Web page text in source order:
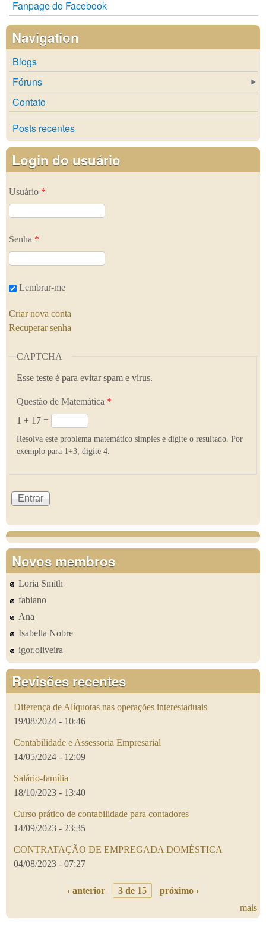
Fanpage do Facebook
Navigation
Blogs
Fóruns
Contato
Posts recentes
Login do usuário
Usuário *
Senha *
Lembrar-me
Criar nova conta
Recuperar senha
CAPTCHA
Esse teste é para evitar spam e vírus.
Questão de Matemática *
1 + 17 =
Resolva este problema matemático simples e digite o resultado. Por
exemplo para 1+3, digite 4.
Novos membros
Loria Smith
fabiano
Ana
Isabella Nobre
igor.oliveira
Revisões recentes
Diferença de Alíquotas nas operações interestaduais
19/08/2024 - 10:46
Contabilidade e Assessoria Empresarial
14/05/2024 - 12:09
Salário-família
18/10/2023 - 13:40
Curso prático de contabilidade para contadores
14/09/2023 - 23:35
CONTRATAÇÃO DE EMPREGADA DOMÉSTICA
04/08/2023 - 07:27
‹ anterior 3 de 15
próximo ›
mais